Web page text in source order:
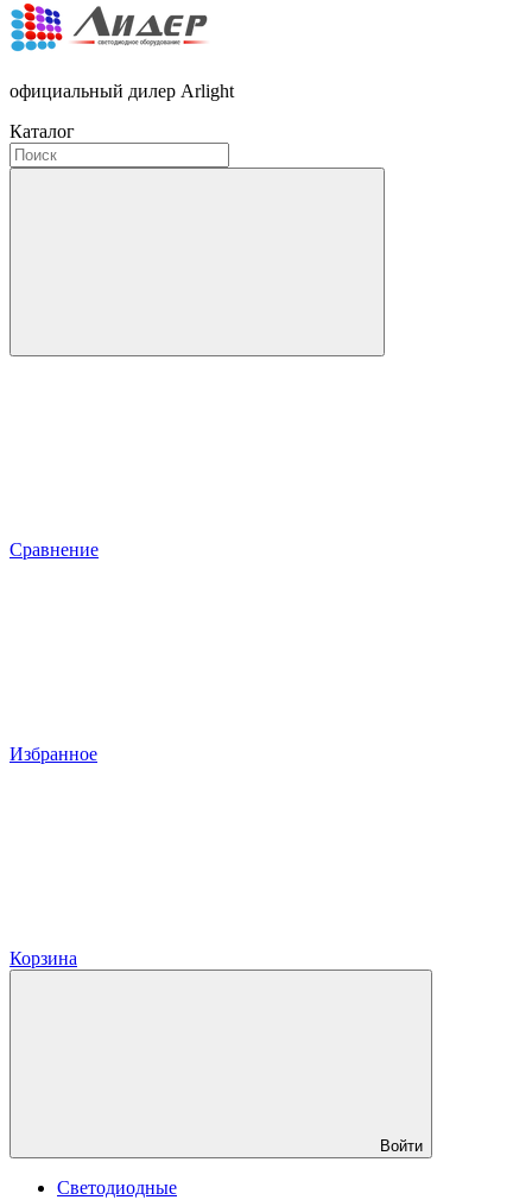
официальный дилер Arlight
Каталог
Сравнение
Избранное
Корзина
Войти
Светодиодные